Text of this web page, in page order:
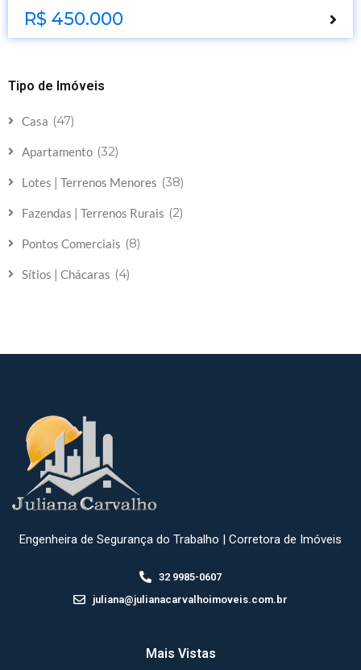
R$ 450.000
Tipo de Imóveis
Casa (47)
Apartamento (32)
Lotes | Terrenos Menores (38)
Fazendas | Terrenos Rurais (2)
Pontos Comerciais (8)
Sítios | Chácaras (4)
Engenheira de Segurança do Trabalho | Corretora de Imóveis
32 9985-0607
juliana@julianacarvalhoimoveis.com.br
Mais Vistas